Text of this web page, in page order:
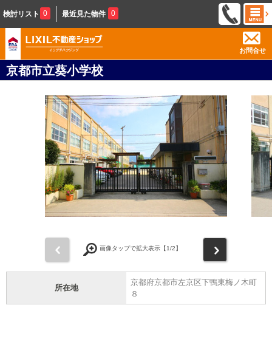
検討リスト 0 最近見た物件 0
お問合せ
京都市立葵小学校
画像タップで拡大表示【1/2】
所在地
京都府京都市左京区下鴨東梅ノ木町
８